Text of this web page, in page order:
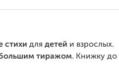
стихи для детей и взрослых.
тиражом. Книжку до